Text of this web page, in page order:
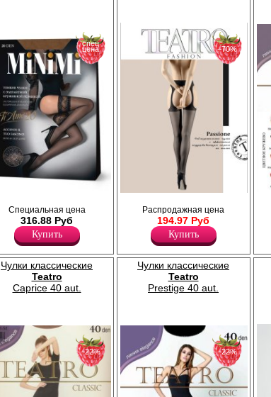
ступня,
спец
цена
Специальная цена
316.88 Руб
Купить
поддерживающим поясом на талии,
плоский шов, укрепленный мысок.
Плотность 20ден
Лайкра 19%
Полиамид 81%
−70%
Распродажная цена
194.97 Руб
Купить
кружевной
основе,
Плотность 20ден
Полиамид 85%
Чулки классические
Teatro
Caprice 40 aut.
−22%
Чулки классические
Teatro
Prestige 40 aut.
−22%